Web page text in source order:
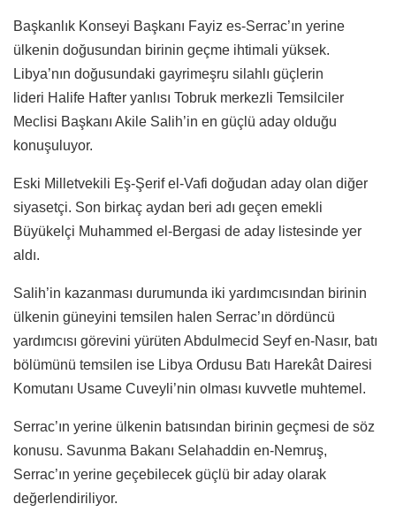
Başkanlık Konseyi Başkanı Fayiz es-Serrac’ın yerine
ülkenin doğusundan birinin geçme ihtimali yüksek.
Libya’nın doğusundaki gayrimeşru silahlı güçlerin
lideri Halife Hafter yanlısı Tobruk merkezli Temsilciler
Meclisi Başkanı Akile Salih’in en güçlü aday olduğu
konuşuluyor.
Eski Milletvekili Eş-Şerif el-Vafi doğudan aday olan diğer
siyasetçi. Son birkaç aydan beri adı geçen emekli
Büyükelçi Muhammed el-Bergasi de aday listesinde yer
aldı.
Salih’in kazanması durumunda iki yardımcısından birinin
ülkenin güneyini temsilen halen Serrac’ın dördüncü
yardımcısı görevini yürüten Abdulmecid Seyf en-Nasır, batı
bölümünü temsilen ise Libya Ordusu Batı Harekât Dairesi
Komutanı Usame Cuveyli’nin olması kuvvetle muhtemel.
Serrac’ın yerine ülkenin batısından birinin geçmesi de söz
konusu. Savunma Bakanı Selahaddin en-Nemruş,
Serrac’ın yerine geçebilecek güçlü bir aday olarak
değerlendiriliyor.